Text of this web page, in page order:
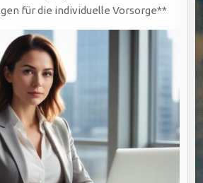
für die individuelle Vorsorge**